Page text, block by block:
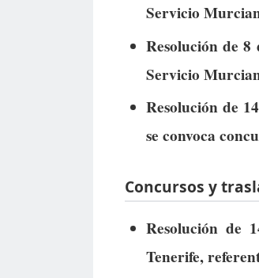
Servicio
Resolución de
Servicio
Resolución de
se convoca
Concursos y
Resolución de
Tenerife,